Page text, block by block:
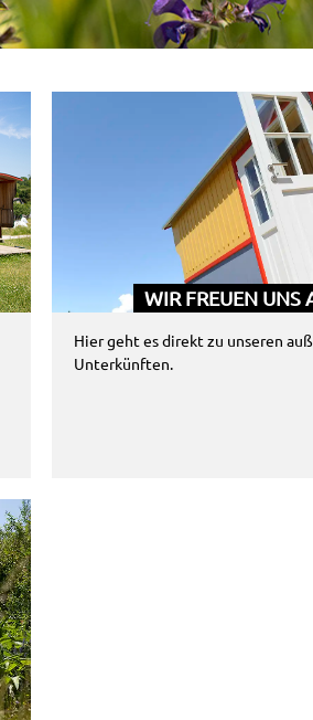
WIR FREUEN UNS
Hier geht es direkt zu unseren
Unterkünften.